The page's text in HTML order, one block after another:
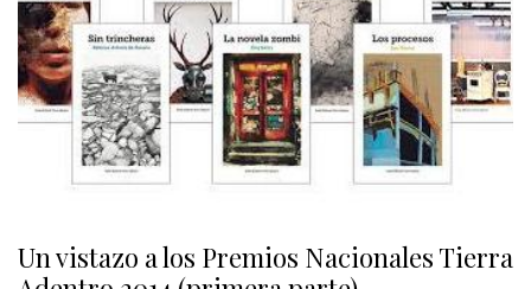
Un vistazo a los Premios Nacionales Tierra